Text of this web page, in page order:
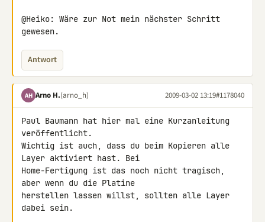
@Heiko: Wäre zur Not mein nächster Schritt
gewesen.
Antwort
AH Arno H.(arno_h) 2009-03-02 13:19#1178040
Paul Baumann hat hier mal eine Kurzanleitung
veröffentlicht.
Wichtig ist auch, dass du beim Kopieren alle
Layer aktiviert hast. Bei
Home-Fertigung ist das noch nicht tragisch,
aber wenn du die Platine
herstellen lassen willst, sollten alle Layer
dabei sein.